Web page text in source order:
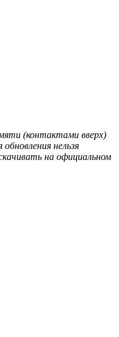
(контактами вверх)
нельзя
на официальном